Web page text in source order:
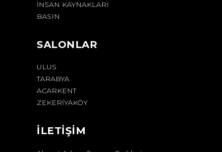
İNSAN KAYNAKLARI
BASIN
SALONLAR
ULUS
TARABYA
ACARKENT
ZEKERİYAKÖY
İLETİŞİM